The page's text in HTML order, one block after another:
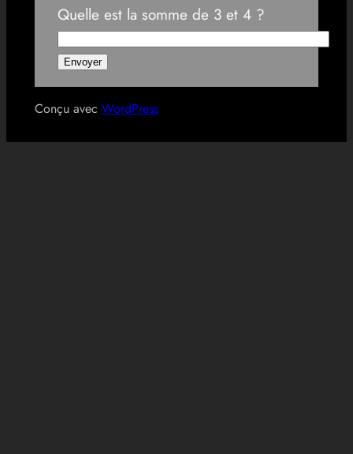
Quelle est la somme de 3 et 4 ?
Conçu avec WordPress